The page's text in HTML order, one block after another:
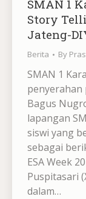
SMAN 1
Story
Jateng-
Berita By
SMAN 1
penyerahan
Bagus
lapangan
siswi yang
sebagai
ESA Week
Puspitasari
dalam…